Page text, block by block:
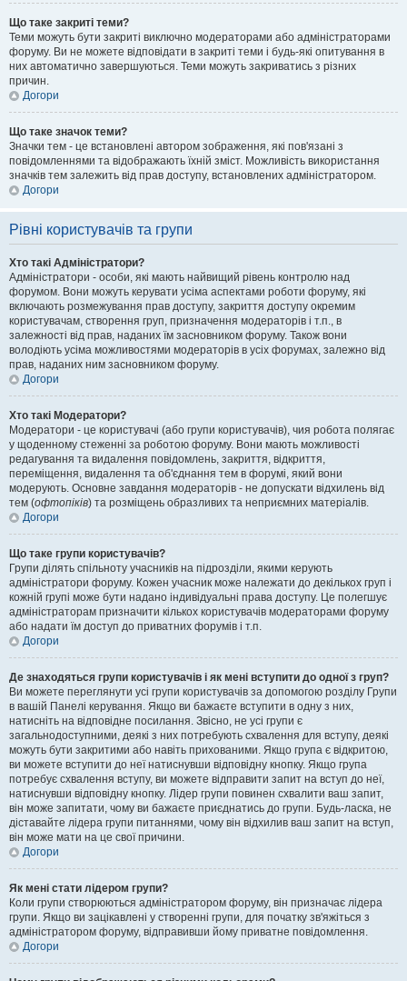
Що таке закриті теми?
Теми можуть бути закриті виключно модераторами або адміністраторами
форуму. Ви не можете відповідати в закриті теми і будь-які опитування в
них автоматично завершуються. Теми можуть закриватись з різних
причин.
Догори
Що таке значок теми?
Значки тем - це встановлені автором зображення, які пов'язані з
повідомленнями та відображають їхній зміст. Можливість використання
значків тем залежить від прав доступу, встановлених адміністратором.
Догори
Рівні користувачів та групи
Хто такі Адміністратори?
Адміністратори - особи, які мають найвищий рівень контролю над
форумом. Вони можуть керувати усіма аспектами роботи форуму, які
включають розмежування прав доступу, закриття доступу окремим
користувачам, створення груп, призначення модераторів і т.п., в
залежності від прав, наданих їм засновником форуму. Також вони
володіють усіма можливостями модераторів в усіх форумах, залежно від
прав, наданих ним засновником форуму.
Догори
Хто такі Модератори?
Модератори - це користувачі (або групи користувачів), чия робота полягає
у щоденному стеженні за роботою форуму. Вони мають можливості
редагування та видалення повідомлень, закриття, відкриття,
переміщення, видалення та об'єднання тем в форумі, який вони
модерують. Основне завдання модераторів - не допускати відхилень від
тем (офтопіків) та розміщень образливих та неприємних матеріалів.
Догори
Що таке групи користувачів?
Групи ділять спільноту учасників на підрозділи, якими керують
адміністратори форуму. Кожен учасник може належати до декількох груп і
кожній групі може бути надано індивідуальні права доступу. Це полегшує
адміністраторам призначити кількох користувачів модераторами форуму
або надати їм доступ до приватних форумів і т.п.
Догори
Де знаходяться групи користувачів і як мені вступити до одної з груп?
Ви можете переглянути усі групи користувачів за допомогою розділу Групи
в вашій Панелі керування. Якщо ви бажаєте вступити в одну з них,
натисніть на відповідне посилання. Звісно, не усі групи є
загальнодоступними, деякі з них потребують схвалення для вступу, деякі
можуть бути закритими або навіть прихованими. Якщо група є відкритою,
ви можете вступити до неї натиснувши відповідну кнопку. Якщо група
потребує схвалення вступу, ви можете відправити запит на вступ до неї,
натиснувши відповідну кнопку. Лідер групи повинен схвалити ваш запит,
він може запитати, чому ви бажаєте приєднатись до групи. Будь-ласка, не
діставайте лідера групи питаннями, чому він відхилив ваш запит на вступ,
він може мати на це свої причини.
Догори
Як мені стати лідером групи?
Коли групи створюються адміністратором форуму, він призначає лідера
групи. Якщо ви зацікавлені у створенні групи, для початку зв'яжіться з
адміністратором форуму, відправивши йому приватне повідомлення.
Догори